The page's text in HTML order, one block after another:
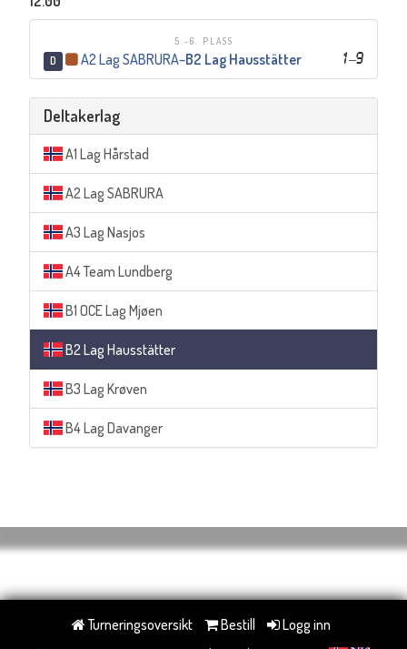
5.-6. PLASS
D 1–9
A2 Lag SABRURA–B2 Lag Hausstätter
Deltakerlag
A1 Lag Hårstad
A2 Lag SABRURA
A3 Lag Nasjos
A4 Team Lundberg
B1 OCE Lag Mjøen
B2 Lag Hausstätter
B3 Lag Krøven
B4 Lag Davanger
Turneringsoversikt Bestill
Logg inn